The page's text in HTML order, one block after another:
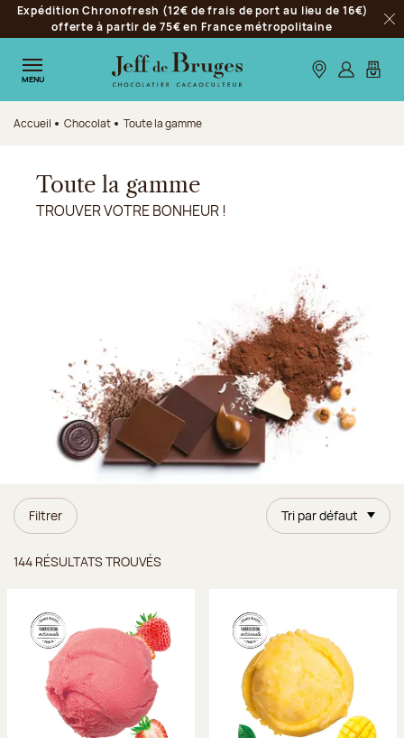
Aller à la navigation
Aller au contenu principal
Aller au pied de page
Expédition Chronofresh (12€ de frais de port au lieu de 16€)
offerte à partir de 75€ en France métropolitaine
MENU Nos boutiques
S’identifier
Mon
Accueil Chocolat Toute la gamme
Toute la gamme
TROUVER VOTRE BONHEUR !
Filtrer Tri par défaut
144 RÉSULTATS TROUVÉS